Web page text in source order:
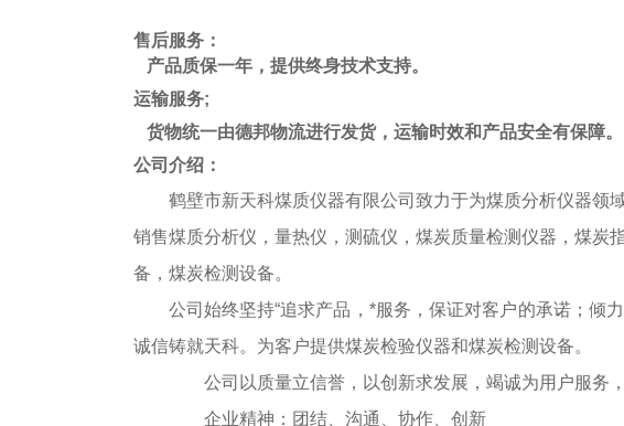
售后服务：
产品质保一年，提供终身技术支持。
运输服务;
货物统一由德邦物流进行发货，运输时效和产品安全有保障。
公司介绍：
鹤壁市新天科煤质仪器有限公司致力于为煤质分析仪器领
销售煤质分析仪，量热仪，测硫仪，煤炭质量检测仪器，煤炭
备，煤炭检测设备。
公司始终坚持“追求产品，*服务，保证对客户的承诺；倾
诚信铸就天科。为客户提供煤炭检验仪器和煤炭检测设备。
公司以质量立信誉，以创新求发展，竭诚为用户服务，
企业精神：团结、沟通、协作、创新